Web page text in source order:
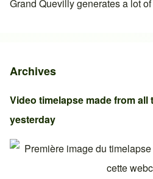
Grand Quevillygenerates a lot
Archives
Video timelapse made from all
yesterday